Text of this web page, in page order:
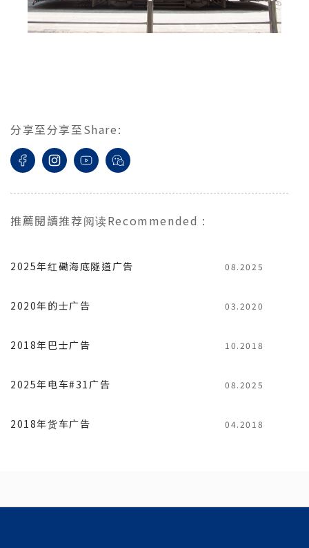
分享至分享至Share:
推薦閱讀推荐阅读Recommended :
2025年红磡海底隧道广告 08.2025
2020年的士广告 03.2020
2018年巴士广告 10.2018
2025年电车#31广告 08.2025
2018年货车广告 04.2018